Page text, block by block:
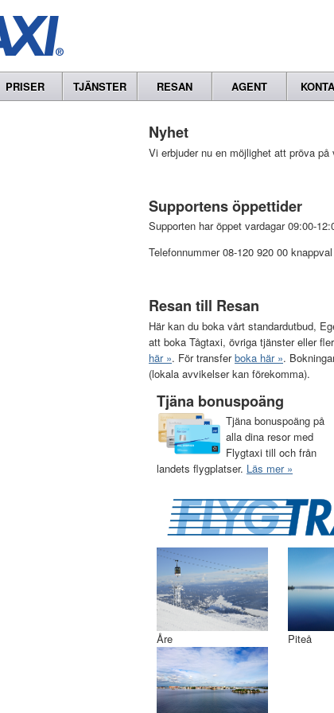
PRISER TJÄNSTER RESAN AGENT
Nyhet
Vi erbjuder nu en möjlighet att pröva på
Supportens öppettider
Supporten har öppet vardagar 09:00-
Telefonnummer 08-120 920 00
Resan till Resan
Här kan du boka vårt standardutbud,
att boka Tågtaxi, övriga tjänster eller
här ». För transferboka här ».
(lokala avvikelser kan förekomma).
Tjäna bonuspoäng
Tjäna bonuspoäng på
alla dina resor med
Flygtaxi till och från
landets flygplatser. Läs mer »
Åre Piteå